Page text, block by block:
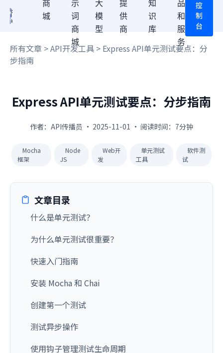
商
城
示
词
商
城
大
模
型
提
供
商
知
识
库
品
和
服
务
控
制
台
所有文章 >API开发工具 > Express API单元测试要点：分
步指南
Express API单元测试要点：分步指南
作者：API传播员 · 2025-11-01 · 阅读时间：7分钟
Mocha
框架
Node
JS
Web开
发
单元测试
工具
软件测
试
文章目录
什么是单元测试？
为什么单元测试很重要？
快速入门指南
安装 Mocha 和 Chai
创建第一个测试
测试异步操作
使用钩子管理测试生命周期